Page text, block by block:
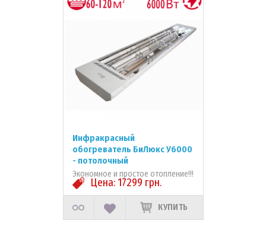
Инфракрасный
обогреватель БиЛюкс У6000
- потолочный
Экономное и простое отопление!!!
Цена: 17299 грн.
КУПИТЬ